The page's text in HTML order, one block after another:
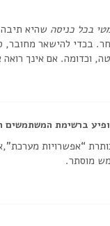
בכל כניסה שהיא
בכדי להישאר מחובר,
וכדומה. אם אינך
ברשימת המשתמשים
“אפשרויות
מוסתר.